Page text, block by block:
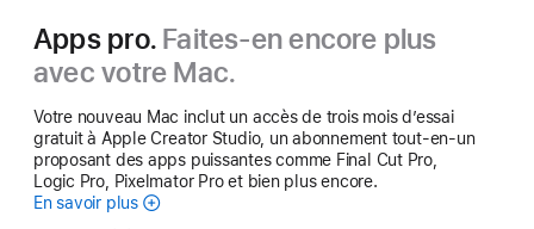
Apps pro. Faites-en encore plus
avec votre Mac.
Votre nouveau Mac inclut un accès de trois mois d’essai
gratuit à Apple Creator Studio, un abonnement tout-en-un
proposant des apps puissantes comme Final Cut Pro,
Logic Pro, Pixelmator Pro et bien plus encore.
En savoir plusApple Creator Studio